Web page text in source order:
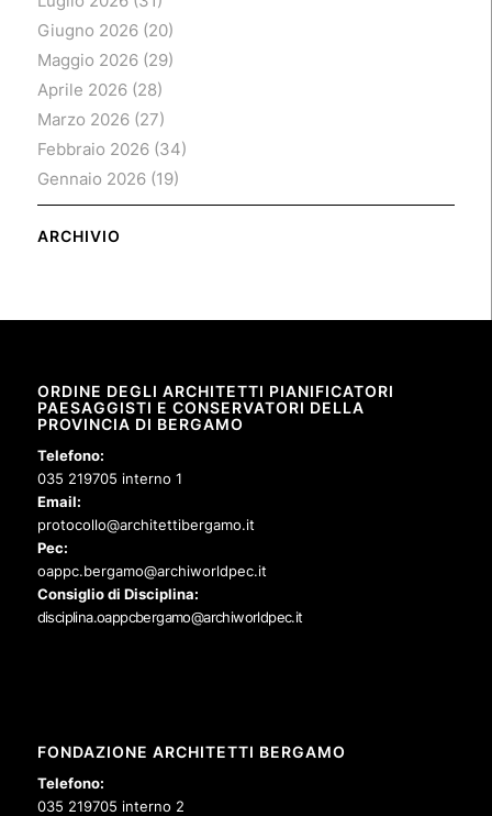
Giugno 2026(20)
Maggio 2026(29)
Aprile 2026(28)
Marzo 2026(27)
Febbraio 2026(34)
Gennaio 2026(19)
ARCHIVIO
ORDINE DEGLI ARCHITETTI PIANIFICATORI
PAESAGGISTI E CONSERVATORI DELLA
PROVINCIA DI BERGAMO
Telefono:
035 219705 interno 1
Email:
protocollo@architettibergamo.it
Pec:
oappc.bergamo@archiworldpec.it
Consiglio di Disciplina:
disciplina.oappcbergamo@archiworldpec.it
FONDAZIONE ARCHITETTI BERGAMO
Telefono:
035 219705 interno 2